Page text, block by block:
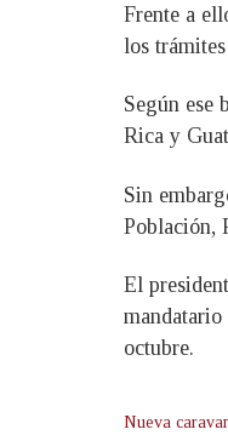
Frente a
los
Según ese
Rica y
Sin
Población,
El
octubre.
Nueva